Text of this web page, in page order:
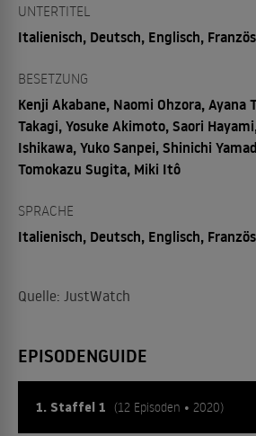
UNTERTITEL
Italienisch, Deutsch, Englisch,
BESETZUNG
Kenji Akabane, Naomi Ohzora, Ayana
Takagi, Yosuke Akimoto, Saori
Ishikawa, Yuko Sanpei, Shinichi
Tomokazu Sugita, Miki Itô
SPRACHE
Italienisch, Deutsch, Englisch,
Quelle: JustWatch
EPISODENGUIDE
1. Staffel 1 (12 Episoden • 2020)